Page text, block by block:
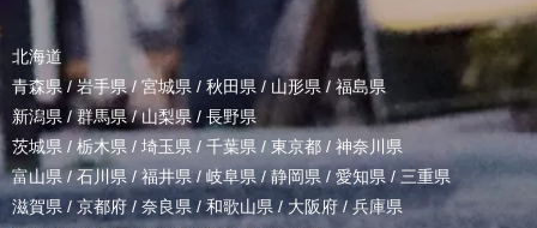
北海道
青森県 / 岩手県/ 宮城県 / 秋田県 / 山形県/ 福島県
新潟県 /群馬県/山梨県 / 長野県
茨城県 / 栃木県 / 埼玉県 / 千葉県 / 東京都 / 神奈川県
富山県 /石川県/福井県/岐阜県 / 静岡県 / 愛知県 / 三重県
滋賀県 / 京都府 / 奈良県 / 和歌山県/ 大阪府 /兵庫県